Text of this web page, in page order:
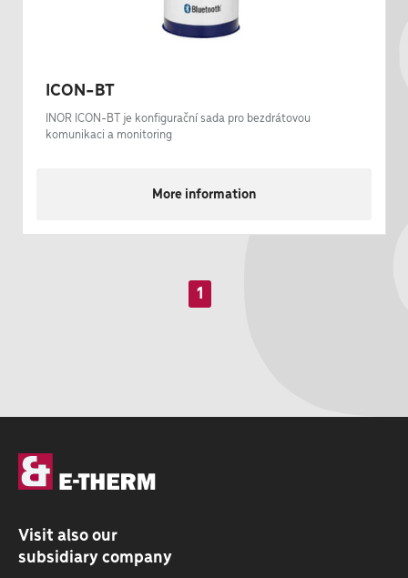
ICON-BT
INOR ICON-BT je konfigurační sada pro bezdrátovou
komunikaci a monitoring
More information
1
Visit also our
subsidiary company